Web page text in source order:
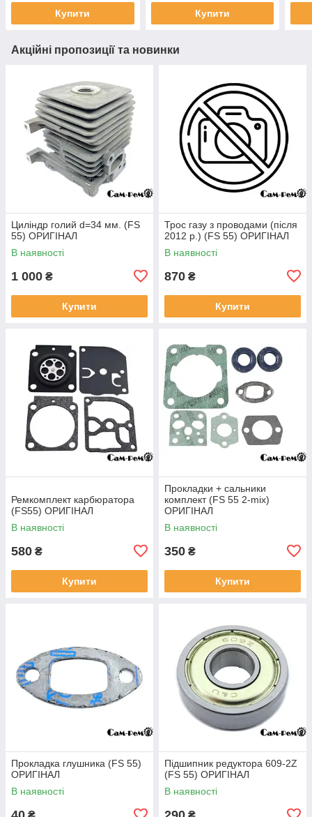
Купити Купити
Акційні пропозиції та новинки
Циліндр голий d=34 мм. (FS
55) ОРИГІНАЛ
В наявності
1 000 ₴
Купити
Трос газу з проводами (після
2012 р.) (FS 55) ОРИГІНАЛ
В наявності
870 ₴
Купити
Ремкомплект карбюратора
(FS55) ОРИГІНАЛ
В наявності
580 ₴
Купити
Прокладки + сальники
комплект (FS 55 2-mix)
ОРИГІНАЛ
В наявності
350 ₴
Купити
Прокладка глушника (FS 55)
ОРИГІНАЛ
В наявності
Підшипник редуктора 609-2Z
(FS 55) ОРИГІНАЛ
В наявності